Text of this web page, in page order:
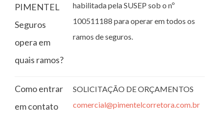
PIMENTEL
Seguros
opera em
quais ramos?
habilitada pela SUSEP sob o nº
100511188 para operar em todos os
ramos de seguros.
Como entrar
em contato
SOLICITAÇÃO DE ORÇAMENTOS
comercial@pimentelcorretora.com.br